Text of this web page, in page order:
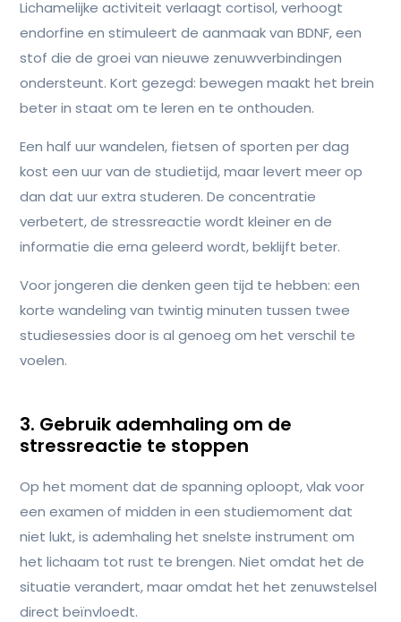
Lichamelijke activiteit verlaagt cortisol, verhoogt
endorfine en stimuleert de aanmaak van BDNF, een
stof die de groei van nieuwe zenuwverbindingen
ondersteunt. Kort gezegd: bewegen maakt het brein
beter in staat om te leren en te onthouden.
Een half uur wandelen, fietsen of sporten per dag
kost een uur van de studietijd, maar levert meer op
dan dat uur extra studeren. De concentratie
verbetert, de stressreactie wordt kleiner en de
informatie die erna geleerd wordt, beklijft beter.
Voor jongeren die denken geen tijd te hebben: een
korte wandeling van twintig minuten tussen twee
studiesessies door is al genoeg om het verschil te
voelen.
3. Gebruik ademhaling om de
stressreactie te stoppen
Op het moment dat de spanning oploopt, vlak voor
een examen of midden in een studiemoment dat
niet lukt, is ademhaling het snelste instrument om
het lichaam tot rust te brengen. Niet omdat het de
situatie verandert, maar omdat het het zenuwstelsel
direct beïnvloedt.